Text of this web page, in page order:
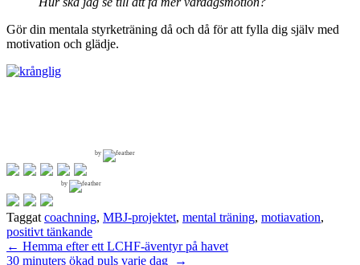
Gör din mentala styrketräning då och då för att fylla dig själv med
motivation och glädje.
by
by
Taggat coachning, MBJ-projektet, mental träning, motiavation,
positivt tänkande
Inläggsnavigering
← Hemma efter ett LCHF-äventyr på havet
30 minuters ökad puls varje dag
→